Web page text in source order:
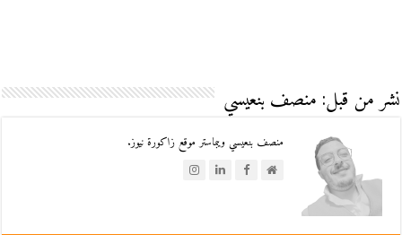
نشر من قبل: منصف بنعيسي
منصف بنعيسي ويبماستر موقع زاكورة نيوز.